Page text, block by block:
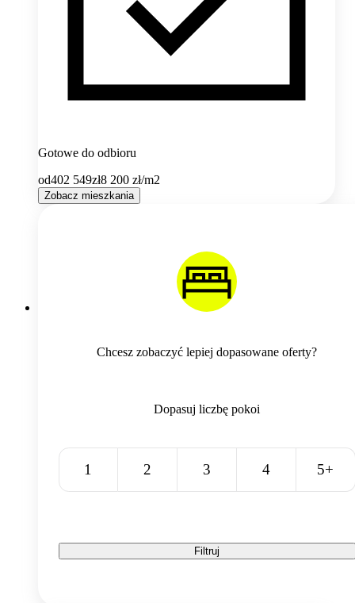
Gotowe do odbioru
od402 549zł8 200 zł/m2
Zobacz mieszkania
Chcesz zobaczyć lepiej dopasowane oferty?
Dopasuj liczbę pokoi
1 2 3 4 5+
Filtruj